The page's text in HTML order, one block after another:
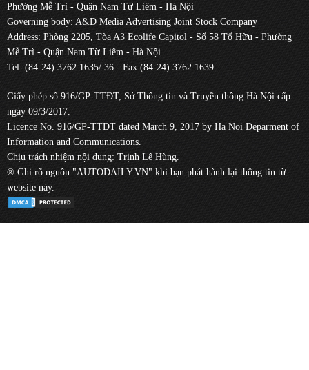
Phường Mễ Trì - Quận Nam Từ Liêm - Hà Nội
Governing body: A&D Media Advertising Joint Stock Company
Address: Phòng 2205, Tòa A3 Ecolife Capitol - Số 58 Tố Hữu - Phường
Mễ Trì - Quận Nam Từ Liêm - Hà Nội
Tel: (84-24) 3762 1635/ 36 - Fax:(84-24) 3762 1639.
Giấy phép số 916/GP-TTĐT, Sở Thông tin và Truyền thông Hà Nội cấp
ngày 09/3/2017.
Licence No. 916/GP-TTĐT dated March 9, 2017 by Ha Noi Deparment of
Information and Communications.
Chịu trách nhiệm nội dung: Trịnh Lê Hùng.
® Ghi rõ nguồn "AUTODAILY.VN" khi bạn phát hành lại thông tin từ
website này.